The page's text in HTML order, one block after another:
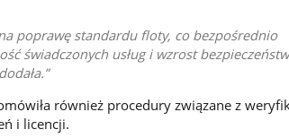
poprawę standardu floty, co bezpośrednio
świadczonych usług i wzrost
również procedury związane z
i licencji.